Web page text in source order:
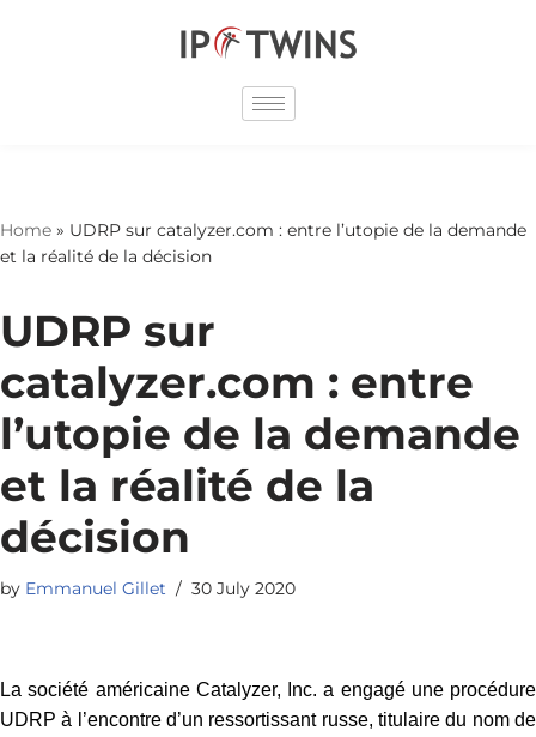
Home » UDRP sur catalyzer.com : entre l’utopie de la demande
et la réalité de la décision
UDRP sur
catalyzer.com : entre
l’utopie de la demande
et la réalité de la
décision
by Emmanuel Gillet 30 July 2020
La société américaine Catalyzer, Inc. a engagé une procédure
UDRP à l’encontre d’un ressortissant russe, titulaire du nom de